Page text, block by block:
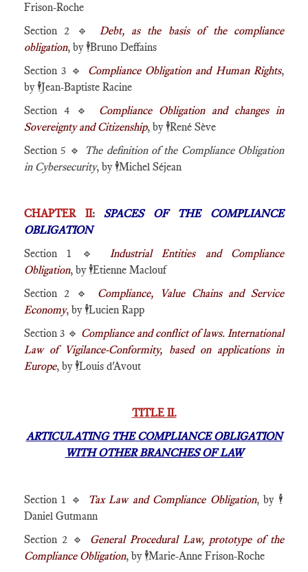
Frison-Roche
Section 2 🔹 Debt, as the basis of the compliance
obligation, by 🕴️Bruno Deffains
Section 3 🔹 Compliance Obligation and Human Rights,
by 🕴️Jean-Baptiste Racine
Section 4 🔹 Compliance Obligation and changes in
Sovereignty and Citizenship, by 🕴️René Sève
Section 5 🔹 The definition of the Compliance Obligation
in Cybersecurity, by 🕴️Michel Séjean
CHAPTER II:SPACES OF THE COMPLIANCE
OBLIGATION
Section 1 🔹 Industrial Entities and Compliance
Obligation, by 🕴️Etienne Maclouf
Section 2 🔹 Compliance, Value Chains and Service
Economy, by 🕴️Lucien Rapp
Section 3 🔹 Compliance and conflict of laws. International
Law of Vigilance-Conformity, based on applications in
Europe, by 🕴️Louis d'Avout
TITLE II.
ARTICULATING THE COMPLIANCE OBLIGATION
WITH OTHER BRANCHES OF LAW
Section 1 🔹 Tax Law and Compliance Obligation, by 🕴️
Daniel Gutmann
Section 2 🔹 General Procedural Law, prototype of the
Compliance Obligation, by 🕴️Marie-Anne Frison-Roche